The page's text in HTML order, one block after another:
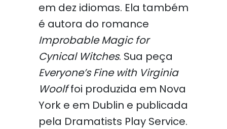
em dez idiomas. Ela também
é autora do romance
Improbable Magic for
Cynical Witches. Sua peça
Everyone’s Fine with Virginia
Woolffoi produzida em Nova
York e em Dublin e publicada
pela Dramatists Play Service.